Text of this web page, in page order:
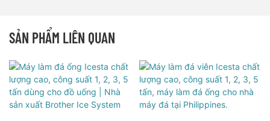
SẢN PHẨM LIÊN QUAN